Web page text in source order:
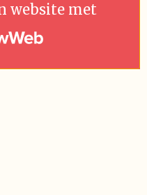
website met